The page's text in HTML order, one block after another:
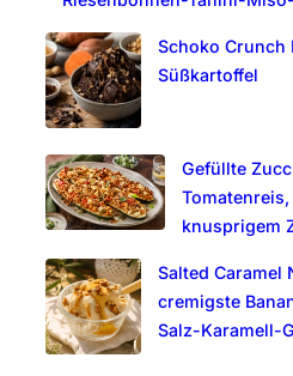
Schoko Crunch
Süßkartoffel
Gefüllte
Tomatenreis,
knusprigem
Salted Caramel
cremigste
Salz-Karamell-